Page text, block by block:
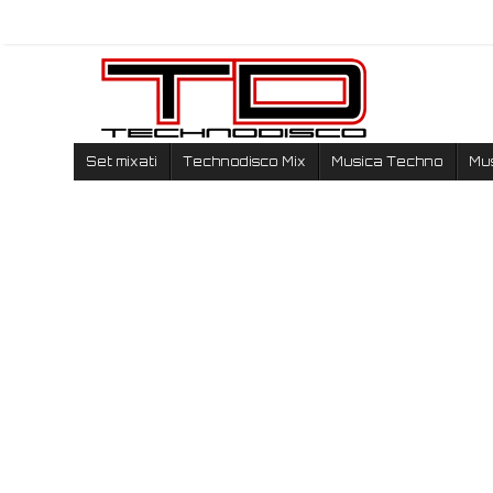
Set mixati Technodisco Mix Musica Techno